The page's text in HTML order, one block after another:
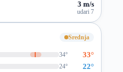
3 m/s
udari 7
Srednja
34° 33°
24° 22°